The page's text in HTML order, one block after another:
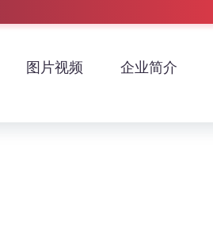
图片视频 企业简介